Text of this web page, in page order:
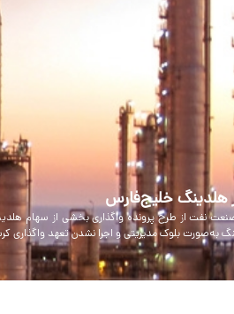
هلدینگ خلیج‌فارس